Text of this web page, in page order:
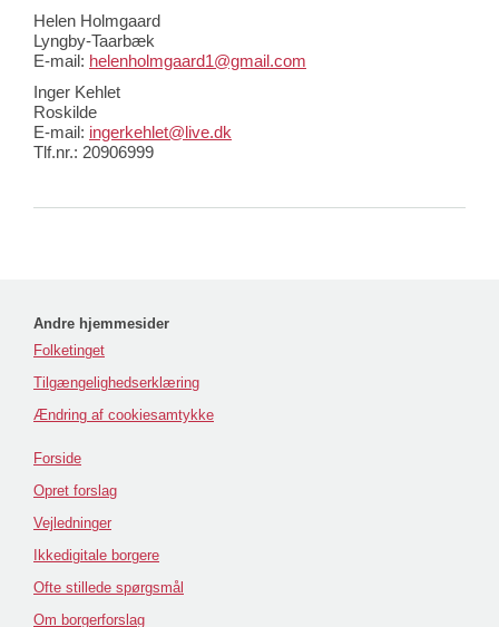
Helen Holmgaard
Lyngby-Taarbæk
E-mail: helenholmgaard1@gmail.com
Inger Kehlet
Roskilde
E-mail: ingerkehlet@live.dk
Tlf.nr.: 20906999
Andre hjemmesider
Folketinget
Tilgængelighedserklæring
Ændring af cookiesamtykke
Forside
Opret forslag
Vejledninger
Ikkedigitale borgere
Ofte stillede spørgsmål
Om borgerforslag